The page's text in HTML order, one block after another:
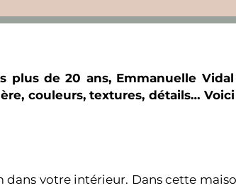
de 20 ans, Emmanuelle
couleurs, textures, détails…
votre intérieur. Dans cette